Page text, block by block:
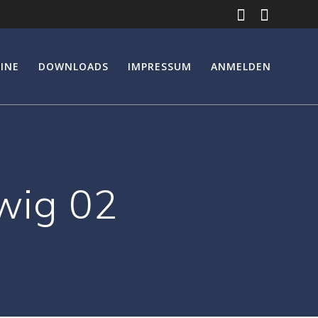
DOWNLOADS IMPRESSUM ANMELDEN
02